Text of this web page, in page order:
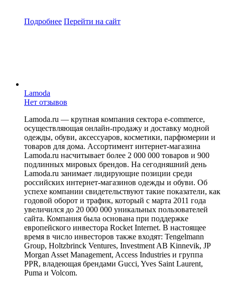
Подробнее Перейти на сайт
Lamoda
Нет отзывов
Lamoda.ru — крупная компания сектора e-commerce,
осуществляющая онлайн-продажу и доставку модной
одежды, обуви, аксессуаров, косметики, парфюмерии и
товаров для дома. Ассортимент интернет-магазина
Lamoda.ru насчитывает более 2 000 000 товаров и 900
подлинных мировых брендов. На сегодняшний день
Lamoda.ru занимает лидирующие позиции среди
российских интернет-магазинов одежды и обуви. Об
успехе компании свидетельствуют такие показатели, как
годовой оборот и трафик, который с марта 2011 года
увеличился до 20 000 000 уникальных пользователей
сайта. Компания была основана при поддержке
европейского инвестора Rocket Internet. В настоящее
время в число инвесторов также входят: Tengelmann
Group, Holtzbrinck Ventures, Investment AB Kinnevik, JP
Morgan Asset Management, Access Industries и группа
PPR, владеющая брендами Gucci, Yves Saint Laurent,
Puma и Volcom.